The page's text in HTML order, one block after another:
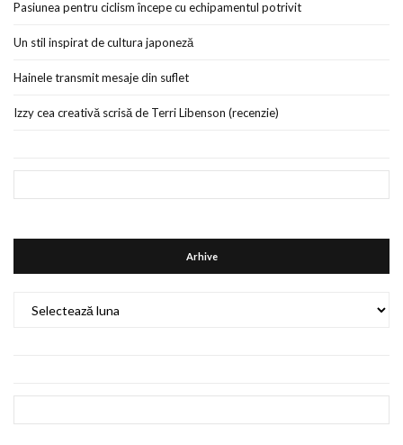
Pasiunea pentru ciclism începe cu echipamentul potrivit
Un stil inspirat de cultura japoneză
Hainele transmit mesaje din suflet
Izzy cea creativă scrisă de Terri Libenson (recenzie)
Arhive